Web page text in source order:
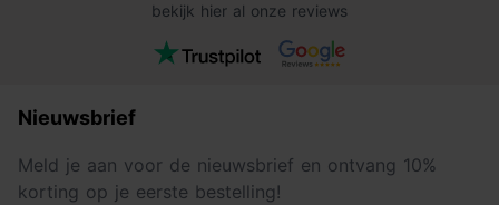
bekijk hier al onze reviews
Nieuwsbrief
Meld je aan voor de nieuwsbrief en ontvang 10%
korting op je eerste bestelling!